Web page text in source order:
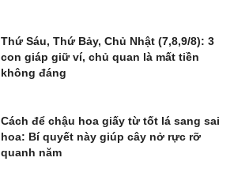
Thứ Sáu, Thứ Bảy, Chủ Nhật (7,8,9/8): 3
con giáp giữ ví, chủ quan là mất tiền
không đáng
Cách để chậu hoa giấy từ tốt lá sang sai
hoa: Bí quyết này giúp cây nở rực rỡ
quanh năm